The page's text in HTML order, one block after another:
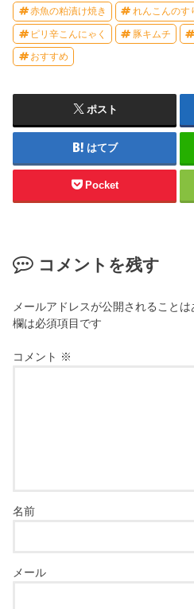
赤魚の粕漬け焼き れんこんのす
ピリ辛こんにゃく 豚キムチ
おすすめ
ポスト
はてブ
Pocket
コメントを残す
メールアドレスが公開されることは
欄は必須項目です
コメント ※
名前
メール